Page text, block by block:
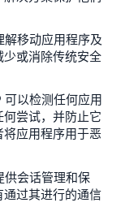
移动应用程序及
或消除传统安全
以检测任何应用
尝试，并防止它
应用程序用于恶
供会话管理和保
过其进行的通信